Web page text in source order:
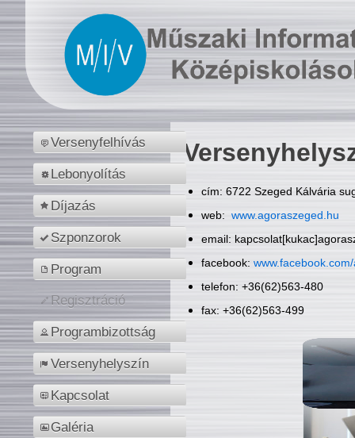
Versenyfelhívás
Lebonyolítás
Díjazás
Szponzorok
Program
Regisztráció
Programbizottság
Versenyhelyszín
Kapcsolat
Galéria
cím: 6722 Szeged Kálvária
web: www.agoraszeged.hu
email:
facebook:
telefon: +36(62)563-480
fax: +36(62)563-499